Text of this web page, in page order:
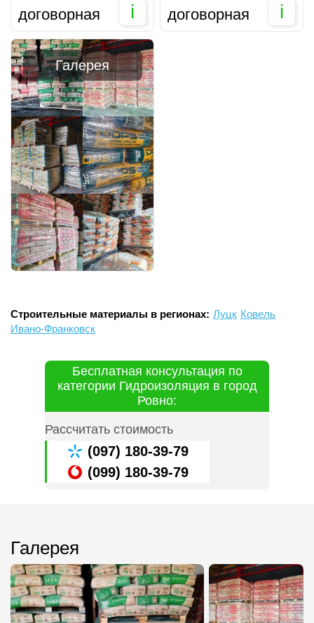
договорная i договорная i
Галерея
Строительные материалы в регионах: Луцк Ковель
Ивано-Франковск
Бесплатная консультация по
категории Гидроизоляция в город
Ровно:
Рассчитать стоимость
(097) 180-39-79
(099) 180-39-79
Галерея